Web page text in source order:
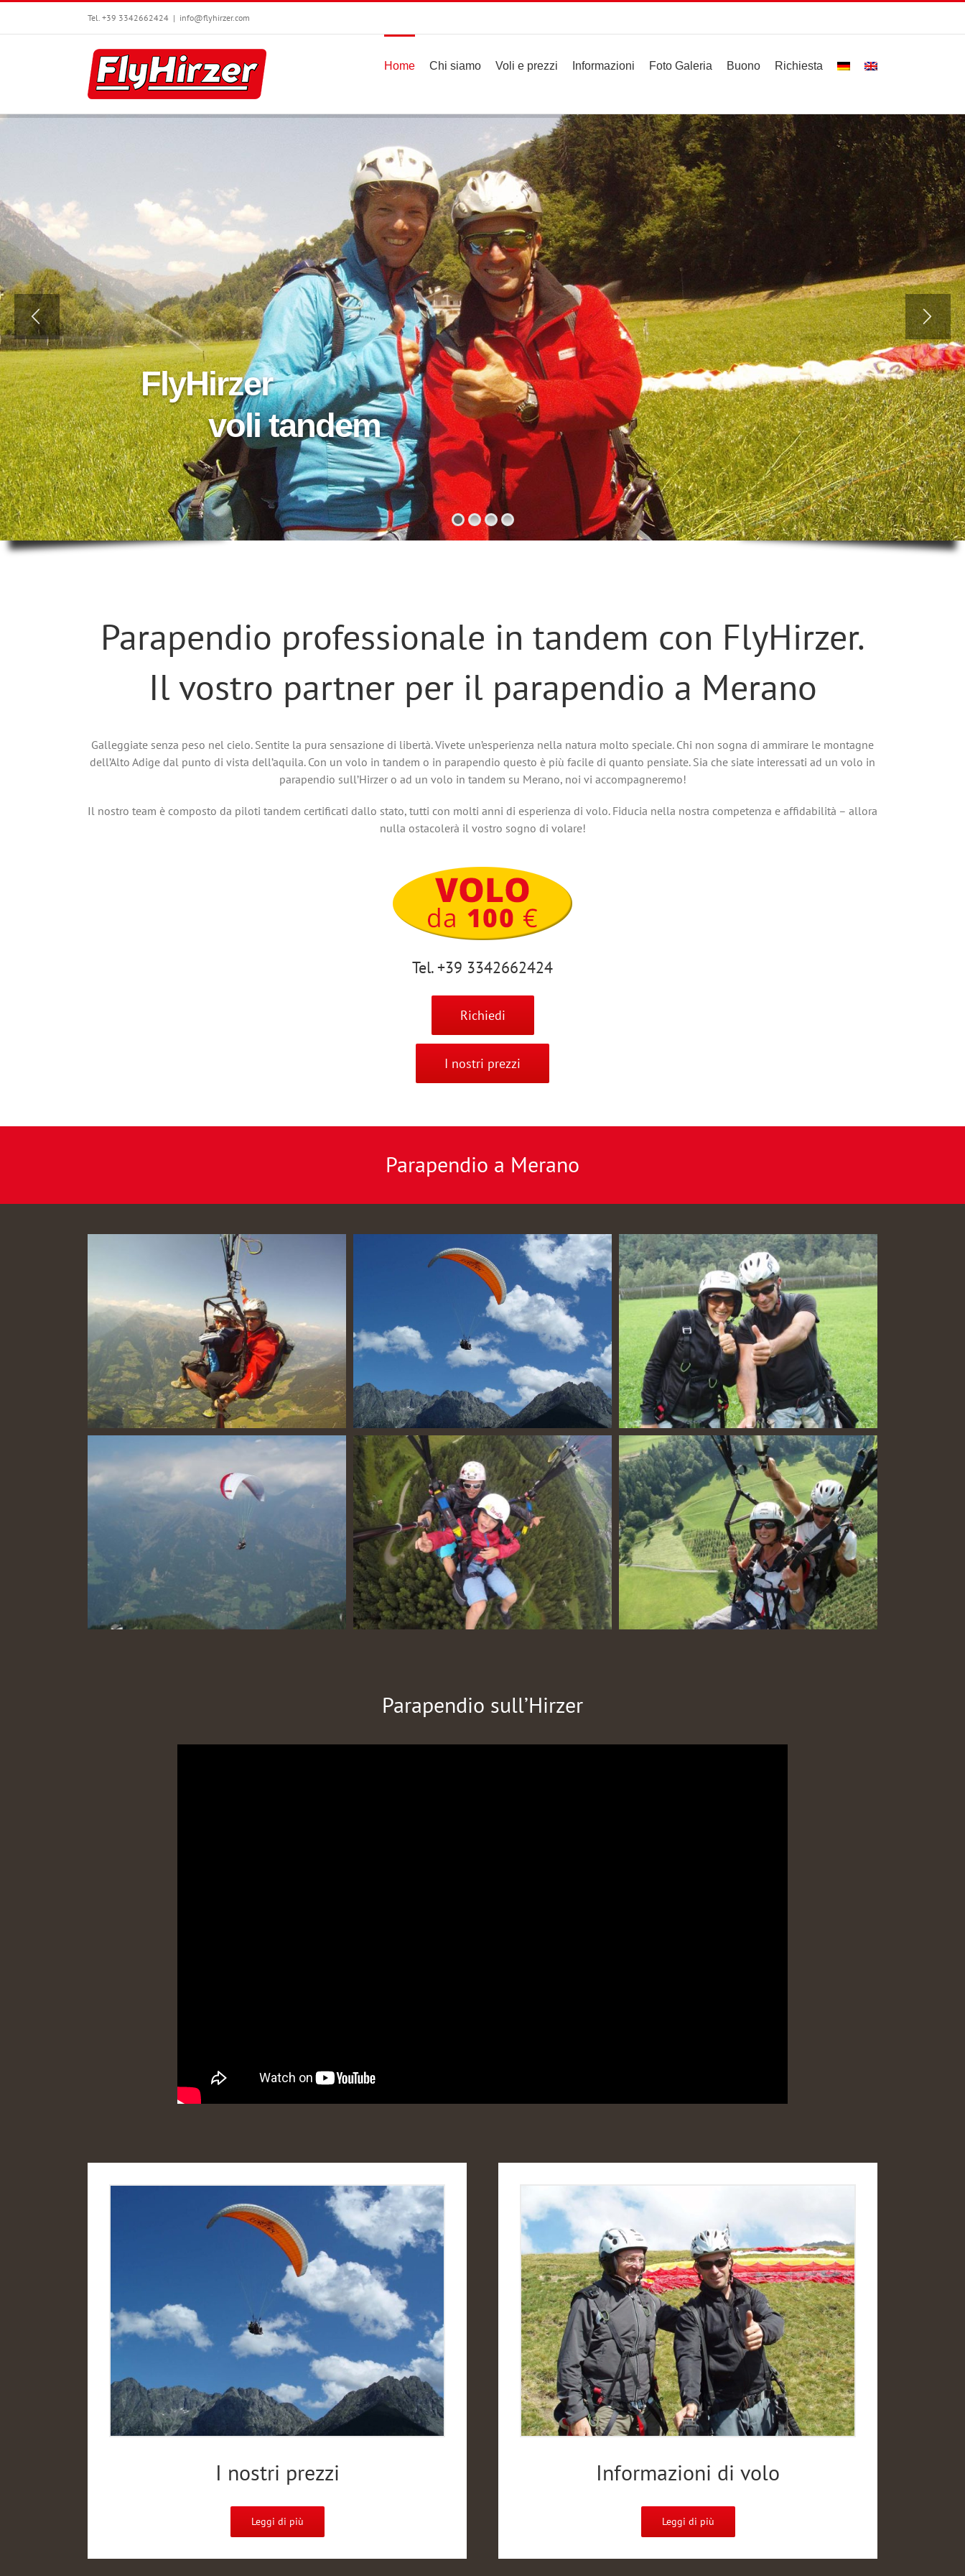
Tel. +39 3342662424 | info@flyhirzer.com
Home Chi siamo Voli e prezzi Informazioni Foto Galeria Buono Richiesta
FlyHirzer
Parapendio professionale in tandem con FlyHirzer.
Il vostro partner per il parapendio a Merano
Galleggiate senza peso nel cielo. Sentite la pura sensazione di libertà. Vivete un’esperienza nella natura molto speciale. Chi non sogna di ammirare le montagne
dell’Alto Adige dal punto di vista dell’aquila. Con un volo in tandem o in parapendio questo è più facile di quanto pensiate. Sia che siate interessati ad un volo in
parapendio sull’Hirzer o ad un volo in tandem su Merano, noi vi accompagneremo!
Il nostro team è composto da piloti tandem certificati dallo stato, tutti con molti anni di esperienza di volo. Fiducia nella nostra competenza e affidabilità – allora
nulla ostacolerà il vostro sogno di volare!
Tel. +39 3342662424
Richiedi
I nostri prezzi
Parapendio a Merano
Parapendio sull’Hirzer
I nostri prezzi
Leggi di più
Informazioni di volo
Leggi di più